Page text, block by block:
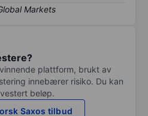
plattform, brukt av
innebærer risiko. Du kan
beløp.
Saxos tilbud